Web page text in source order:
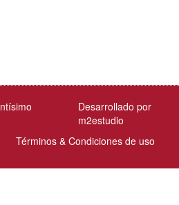
Desarrollado por
m2estudio
Términos & Condiciones de uso